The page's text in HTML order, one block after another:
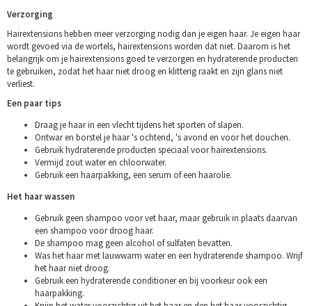
Verzorging
Hairextensions hebben meer verzorging nodig dan je eigen haar. Je eigen haar
wordt gevoed via de wortels, hairextensions worden dat niet. Daarom is het
belangrijk om je hairextensions goed te verzorgen en hydraterende producten
te gebruiken, zodat het haar niet droog en klitterig raakt en zijn glans niet
verliest.
Een paar tips
Draag je haar in een vlecht tijdens het sporten of slapen.
Ontwar en borstel je haar 's ochtend, 's avond en voor het douchen.
Gebruik hydraterende producten speciaal voor hairextensions.
Vermijd zout water en chloorwater.
Gebruik een haarpakking, een serum of een haarolie.
Het haar wassen
Gebruik geen shampoo voor vet haar, maar gebruik in plaats daarvan
een shampoo voor droog haar.
De shampoo mag geen alcohol of sulfaten bevatten.
Was het haar met lauwwarm water en een hydraterende shampoo. Wrijf
het haar niet droog.
Gebruik een hydraterende conditioner en bij voorkeur ook een
haarpakking.